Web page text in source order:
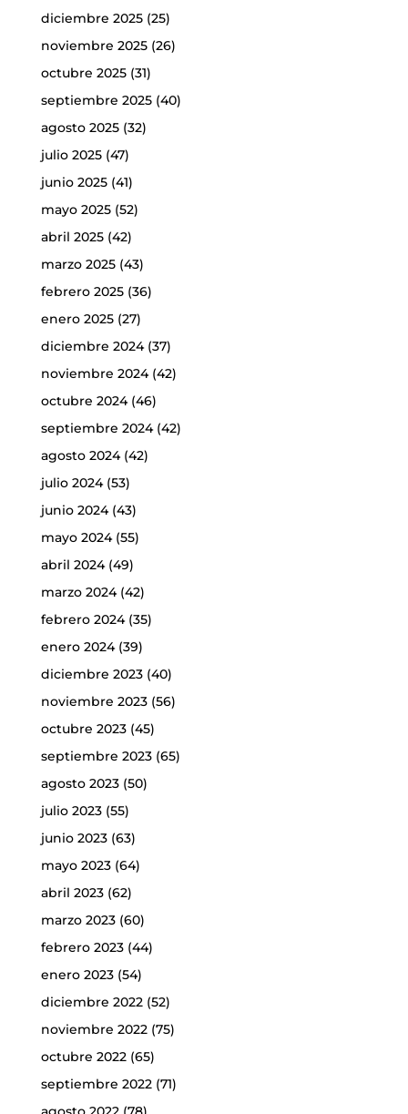
diciembre 2025(25)
noviembre 2025(26)
octubre 2025(31)
septiembre 2025(40)
agosto 2025(32)
julio 2025(47)
junio 2025(41)
mayo 2025(52)
abril 2025(42)
marzo 2025(43)
febrero 2025(36)
enero 2025(27)
diciembre 2024(37)
noviembre 2024(42)
octubre 2024(46)
septiembre 2024(42)
agosto 2024(42)
julio 2024(53)
junio 2024(43)
mayo 2024(55)
abril 2024(49)
marzo 2024(42)
febrero 2024(35)
enero 2024(39)
diciembre 2023(40)
noviembre 2023(56)
octubre 2023(45)
septiembre 2023(65)
agosto 2023(50)
julio 2023(55)
junio 2023(63)
mayo 2023(64)
abril 2023(62)
marzo 2023(60)
febrero 2023(44)
enero 2023(54)
diciembre 2022(52)
noviembre 2022(75)
octubre 2022(65)
septiembre 2022(71)